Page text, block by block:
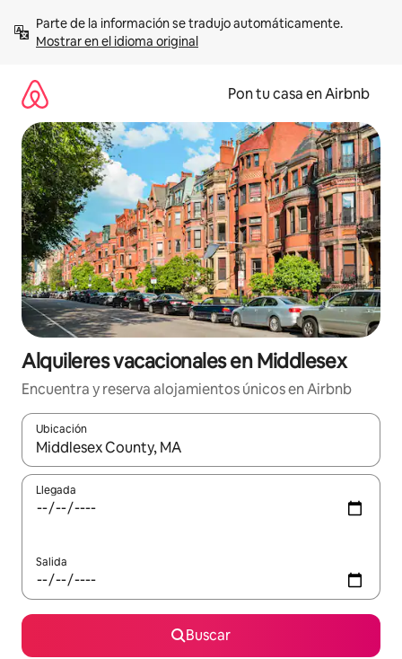
contenidoMostrar en el idioma original
Pon tu casa en Airbnb
Alquileres vacacionales en Middlesex
Encuentra y reserva alojamientos únicos en Airbnb
Ubicación
Cuando los resultados estén disponibles, navega con las
Llegada
Salida
Buscar